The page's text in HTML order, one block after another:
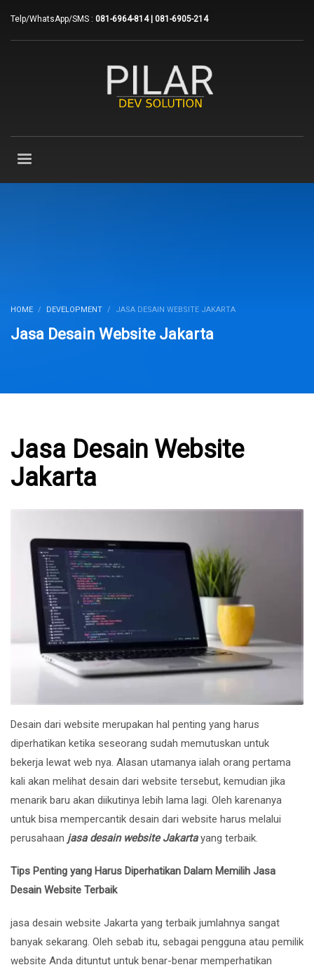
Telp/WhatsApp/SMS : 081-6964-814 | 081-6905-214
HOME DEVELOPMENT JASA DESAIN WEBSITE JAKARTA
Jasa Desain Website Jakarta
Jasa Desain Website
Jakarta
Desain dari website merupakan hal penting yang harus
diperhatikan ketika seseorang sudah memutuskan untuk
bekerja lewat web nya. Alasan utamanya ialah orang pertama
kali akan melihat desain dari website tersebut, kemudian jika
menarik baru akan diikutinya lebih lama lagi. Oleh karenanya
untuk bisa mempercantik desain dari website harus melalui
perusahaan jasa desain website Jakartayang terbaik.
Tips Penting yang Harus Diperhatikan Dalam Memilih Jasa
Desain Website Terbaik
jasa desain website Jakarta yang terbaik jumlahnya sangat
banyak sekarang. Oleh sebab itu, sebagai pengguna atau pemilik
website Anda dituntut untuk benar-benar memperhatikan